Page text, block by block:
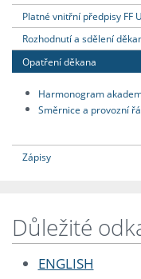
Platné vnitřní předpisy FF
Rozhodnutí a sdělení
Opatření děkana
Harmonogram
Směrnice a provozní
Zápisy
Důležité
ENGLISH